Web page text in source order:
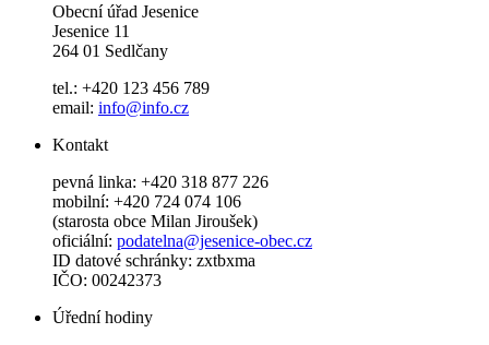
Obecní úřad Jesenice
Jesenice 11
264 01 Sedlčany
tel.: +420 123 456 789
email: info@info.cz
Kontakt
pevná linka: +420 318 877 226
mobilní: +420 724 074 106
(starosta obce Milan Jiroušek)
oficiální: podatelna@jesenice-obec.cz
ID datové schránky: zxtbxma
IČO: 00242373
Úřední hodiny